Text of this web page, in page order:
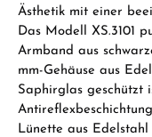
Ästhetik mit einer
Das Modell XS.3101
Armband aus
mm-Gehäuse aus
Saphirglas geschützt
Lünette aus